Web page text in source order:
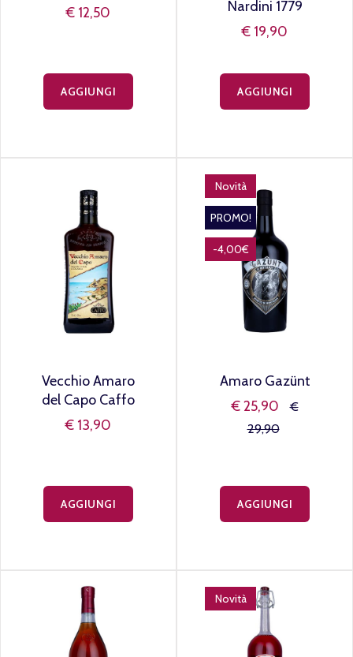
€ 12,50
AGGIUNGI
Nardini 1779
€ 19,90
AGGIUNGI
Vecchio Amaro
del Capo Caffo
€ 13,90
AGGIUNGI
Novità
PROMO!
-4,00€
Amaro Gazünt
€ 25,90
€
29,90
AGGIUNGI
Novità